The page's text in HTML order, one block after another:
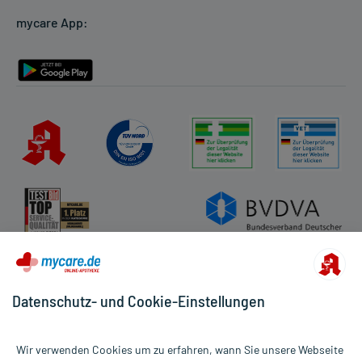
Rückgabe/Widerruf
mycare App:
Datenschutz- und Cookie-Einstellungen
Wir verwenden Cookies um zu erfahren, wann Sie unsere Webseite